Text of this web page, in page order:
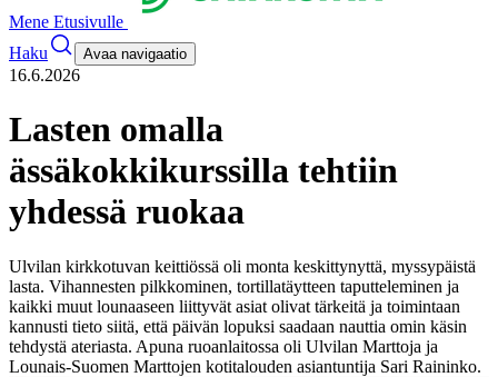
Mene Etusivulle
Haku
Avaa navigaatio
16.6.2026
Lasten omalla
ässäkokkikurssilla tehtiin
yhdessä ruokaa
Ulvilan kirkkotuvan keittiössä oli monta keskittynyttä, myssypäistä
lasta. Vihannesten pilkkominen, tortillatäytteen taputteleminen ja
kaikki muut lounaaseen liittyvät asiat olivat tärkeitä ja toimintaan
kannusti tieto siitä, että päivän lopuksi saadaan nauttia omin käsin
tehdystä ateriasta. Apuna ruoanlaitossa oli Ulvilan Marttoja ja
Lounais-Suomen Marttojen kotitalouden asiantuntija Sari Raininko.